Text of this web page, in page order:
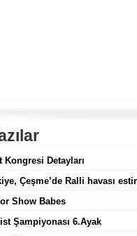
Detayları
Çeşme’de Ralli havası
Show Babes
Şampiyonası 6.Ayak